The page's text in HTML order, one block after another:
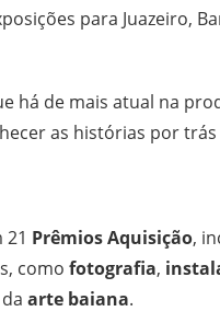
para Juazeiro,
há de mais atual na
as histórias por trás
Prêmios Aquisição,
como fotografia,
arte baiana.